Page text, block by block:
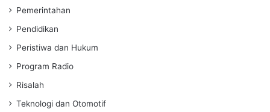
Pemerintahan
Pendidikan
Peristiwa dan Hukum
Program Radio
Risalah
Teknologi dan Otomotif